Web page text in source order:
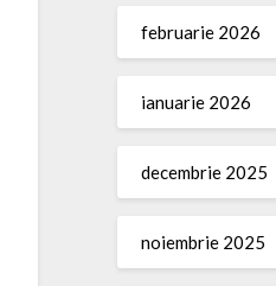
februarie 2026
ianuarie 2026
decembrie 2025
noiembrie 2025